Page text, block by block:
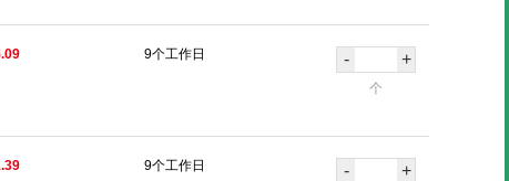
9个工作日 - +
个
9个工作日 - +